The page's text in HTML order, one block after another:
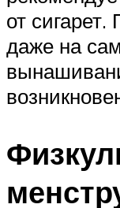
от
даже на